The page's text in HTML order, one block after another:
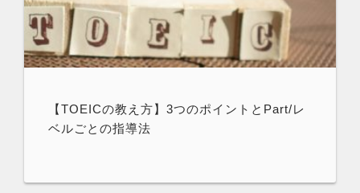
【TOEICの教え方】3つのポイントとPart/レ
ベルごとの指導法